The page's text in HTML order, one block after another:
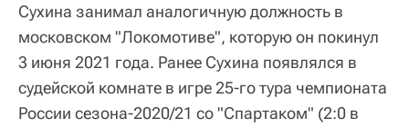
Сухина занимал аналогичную должность в
московском "Локомотиве", которую он покинул
3 июня 2021 года. Ранее Сухина появлялся в
судейской комнате в игре 25-го тура чемпионата
России сезона-2020/21 со "Спартаком" (2:0 в